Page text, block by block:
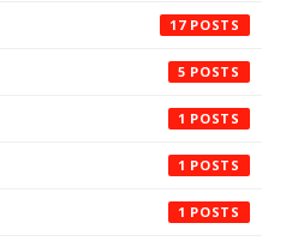
17
5
1
1
1